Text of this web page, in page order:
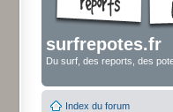
surfrepotes.fr
Du surf, des reports, des
Index du forum